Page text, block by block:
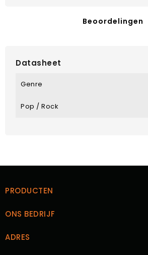
Beoordelingen
Datasheet
Genre
Pop / Rock
PRODUCTEN
ONS BEDRIJF
ADRES